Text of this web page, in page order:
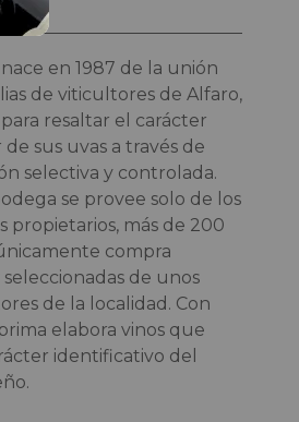
en 1987 de la unión
de viticultores de Alfaro,
resaltar el carácter
sus uvas a través de
selectiva y controlada.
se provee solo de los
propietarios, más de 200
compra
de unos
de la localidad. Con
elabora vinos que
identificativo del